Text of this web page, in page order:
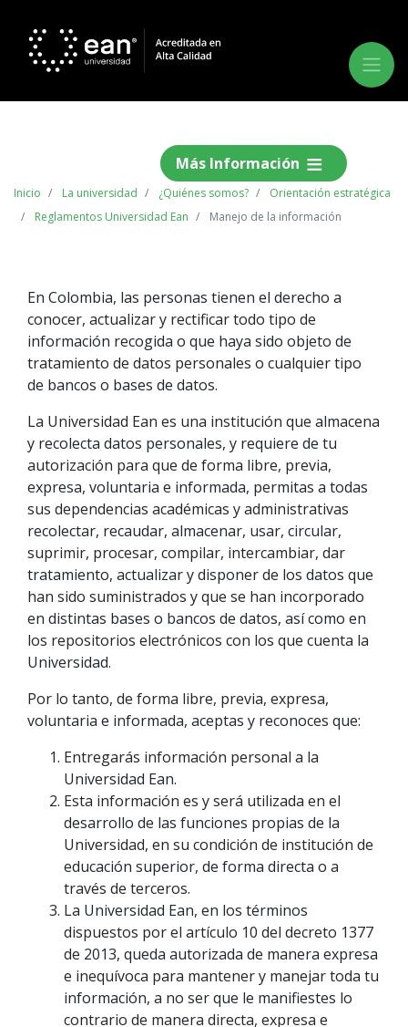
Más Información
Inicio La universidad ¿Quiénes somos?
Orientación estratégica
Reglamentos Universidad Ean
Manejo de la información
En Colombia, las personas tienen el derecho a
conocer, actualizar y rectificar todo tipo de
información recogida o que haya sido objeto de
tratamiento de datos personales o cualquier tipo
de bancos o bases de datos.
La Universidad Ean es una institución que almacena
y recolecta datos personales, y requiere de tu
autorización para que de forma libre, previa,
expresa, voluntaria e informada, permitas a todas
sus dependencias académicas y administrativas
recolectar, recaudar, almacenar, usar, circular,
suprimir, procesar, compilar, intercambiar, dar
tratamiento, actualizar y disponer de los datos que
han sido suministrados y que se han incorporado
en distintas bases o bancos de datos, así como en
los repositorios electrónicos con los que cuenta la
Universidad.
Por lo tanto, de forma libre, previa, expresa,
voluntaria e informada, aceptas y reconoces que:
Entregarás información personal a la
Universidad Ean.
Esta información es y será utilizada en el
desarrollo de las funciones propias de la
Universidad, en su condición de institución de
educación superior, de forma directa o a
través de terceros.
La Universidad Ean, en los términos
dispuestos por el artículo 10 del decreto 1377
de 2013, queda autorizada de manera expresa
e inequívoca para mantener y manejar toda tu
información, a no ser que le manifiestes lo
contrario de manera directa, expresa e